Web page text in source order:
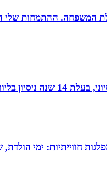
המשפחה. ההתמחות
למשפחות.
חווייתיות: ימי הולדת,